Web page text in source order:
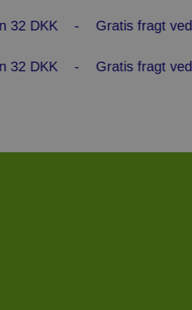
- Gratis fragt ved køb
- Gratis fragt ved køb